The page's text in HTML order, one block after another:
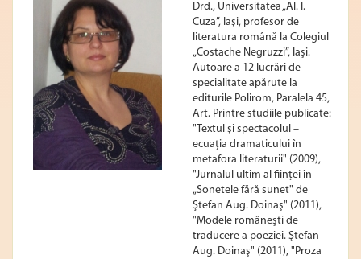
Drd., Universitatea „Al. I.
Cuza”, Iaşi, profesor de
literatura română la Colegiul
„Costache Negruzzi”, Iaşi.
Autoare a 12 lucrări de
specialitate apărute la
editurile Polirom, Paralela 45,
Art. Printre studiile publicate:
"Textul şi spectacolul –
ecuaţia dramaticului în
metafora literaturii" (2009),
"Jurnalul ultim al fiinţei în
„Sonetele fără sunet" de
Ştefan Aug. Doinaş" (2011),
"Modele româneşti de
traducere a poeziei. Ştefan
Aug. Doinaş" (2011), "Proza